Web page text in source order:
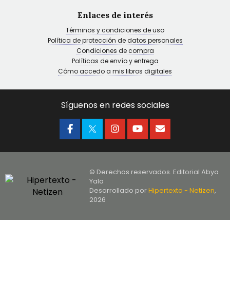
Enlaces de interés
Términos y condiciones de uso
Política de protección de datos personales
Condiciones de compra
Políticas de envío y entrega
Cómo accedo a mis libros digitales
Síguenos en redes sociales
© Derechos reservados. Editorial Abya
Yala
Desarrollado porHipertexto - Netizen,
2026